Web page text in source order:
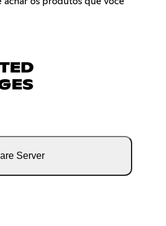
Server